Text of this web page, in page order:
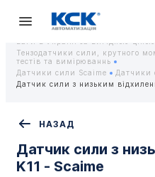
Головна Обладнання
Тензодатчики та
Тензодатчики сили, крутного
тестів та вимірюваннь
Датчики сили Scaime
Датчики
Датчик сили з низьким
НАЗАД
Датчик сили з
K11 - Scaime